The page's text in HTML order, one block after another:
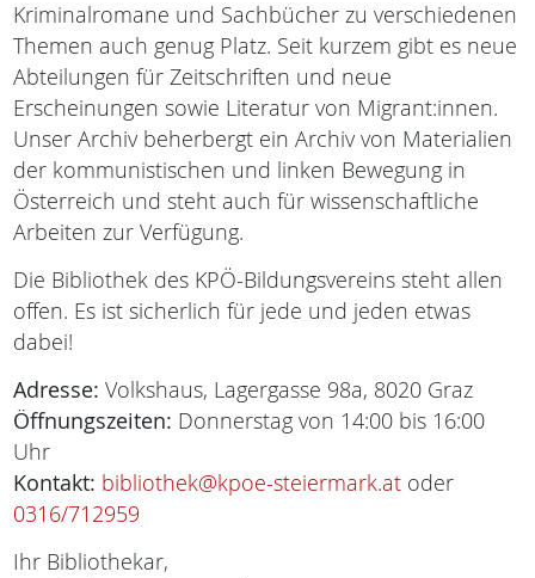
Kriminalromane und Sachbücher zu verschiedenen
Themen auch genug Platz. Seit kurzem gibt es neue
Abteilungen für Zeitschriften und neue
Erscheinungen sowie Literatur von Migrant:innen.
Unser Archiv beherbergt ein Archiv von Materialien
der kommunistischen und linken Bewegung in
Österreich und steht auch für wissenschaftliche
Arbeiten zur Verfügung.
Die Bibliothek des KPÖ-Bildungsvereins steht allen
offen. Es ist sicherlich für jede und jeden etwas
dabei!
Adresse: Volkshaus, Lagergasse 98a, 8020 Graz
Öffnungszeiten: Donnerstag von 14:00 bis 16:00
Uhr
Kontakt: bibliothek@kpoe-steiermark.atoder
0316/712959
Ihr Bibliothekar,